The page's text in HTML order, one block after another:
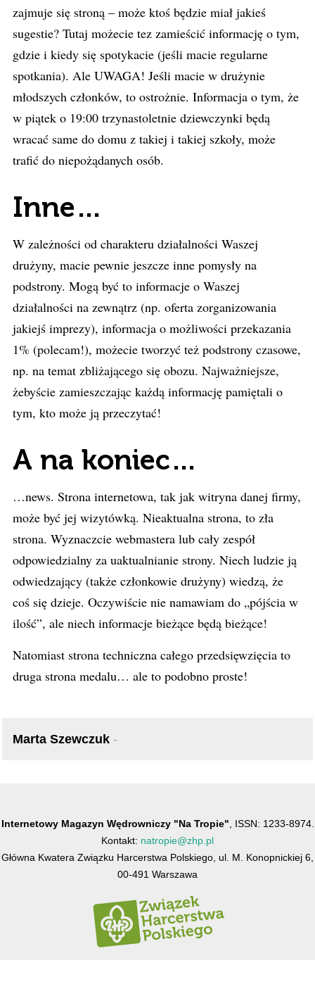
zajmuje się stroną – może ktoś będzie miał jakieś
sugestie? Tutaj możecie tez zamieścić informację o tym,
gdzie i kiedy się spotykacie (jeśli macie regularne
spotkania). Ale UWAGA! Jeśli macie w drużynie
młodszych członków, to ostrożnie. Informacja o tym, że
w piątek o 19:00 trzynastoletnie dziewczynki będą
wracać same do domu z takiej i takiej szkoły, może
trafić do niepożądanych osób.
Inne…
W zależności od charakteru działalności Waszej
drużyny, macie pewnie jeszcze inne pomysły na
podstrony. Mogą być to informacje o Waszej
działalności na zewnątrz (np. oferta zorganizowania
jakiejś imprezy), informacja o możliwości przekazania
1% (polecam!), możecie tworzyć też podstrony czasowe,
np. na temat zbliżającego się obozu. Najważniejsze,
żebyście zamieszczając każdą informację pamiętali o
tym, kto może ją przeczytać!
A na koniec…
…news. Strona internetowa, tak jak witryna danej firmy,
może być jej wizytówką. Nieaktualna strona, to zła
strona. Wyznaczcie webmastera lub cały zespół
odpowiedzialny za uaktualnianie strony. Niech ludzie ją
odwiedzający (także członkowie drużyny) wiedzą, że
coś się dzieje. Oczywiście nie namawiam do „pójścia w
ilość”, ale niech informacje bieżące będą bieżące!
Natomiast strona techniczna całego przedsięwzięcia to
druga strona medalu… ale to podobno proste!
Marta Szewczuk -
Internetowy Magazyn Wędrowniczy "Na Tropie" , ISSN: 1233-8974.
Kontakt: natropie@zhp.pl
Główna Kwatera Związku Harcerstwa Polskiego, ul. M. Konopnickiej 6,
00-491 Warszawa